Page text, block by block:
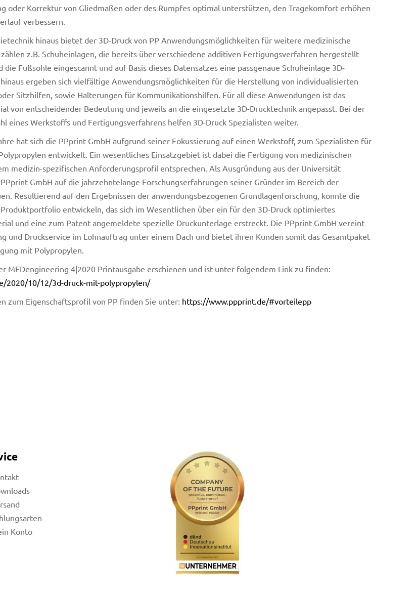
oder Korrektur von Gliedmaßen oder des Rumpfes optimal unterstützen, den Tragekomfort erhöhen
verbessern.
hinaus bietet der 3D-Druck von PP Anwendungsmöglichkeiten für weitere medizinische
z.B. Schuheinlagen, die bereits über verschiedene additiven Fertigungsverfahren hergestellt
die Fußsohle eingescannt und auf Basis dieses Datensatzes eine passgenaue Schuheinlage 3D-
ergeben sich vielfältige Anwendungsmöglichkeiten für die Herstellung von individualisierten
Sitzhilfen, sowie Halterungen für Kommunikationshilfen. Für all diese Anwendungen ist das
von entscheidender Bedeutung und jeweils an die eingesetzte 3D-Drucktechnik angepasst. Bei der
eines Werkstoffs und Fertigungsverfahrens helfen 3D-Druck Spezialisten weiter.
hat sich die PPprint GmbH aufgrund seiner Fokussierung auf einen Werkstoff, zum Spezialisten für
entwickelt. Ein wesentliches Einsatzgebiet ist dabei die Fertigung von medizinischen
medizin-spezifischen Anforderungsprofil entsprechen. Als Ausgründung aus der Universität
GmbH auf die jahrzehntelange Forschungserfahrungen seiner Gründer im Bereich der
Resultierend auf den Ergebnissen der anwendungsbezogenen Grundlagenforschung, konnte die
entwickeln, das sich im Wesentlichen über ein für den 3D-Druck optimiertes
und eine zum Patent angemeldete spezielle Druckunterlage erstreckt. Die PPprint GmbH vereint
und Druckservice im Lohnauftrag unter einem Dach und bietet ihren Kunden somit das Gesamtpaket
mit Polypropylen.
MEDengineering 4|2020 Printausgabe erschienen und ist unter folgendem Link zu finden:
2020/10/12/3d-druck-mit-polypropylen/
zum Eigenschaftsprofil von PP finden Sie unter: https://www.ppprint.de/#vorteilepp
Konto